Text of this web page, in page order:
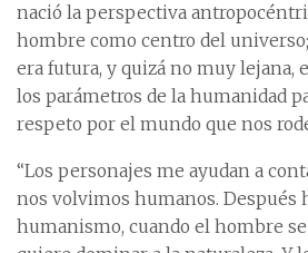
nació la perspectiva
hombre como centro del
era futura, y quizá no muy lejana,
los parámetros de la humanidad
respeto por el mundo que nos
“Los personajes me ayudan a
nos volvimos humanos. Después
humanismo, cuando el hombre